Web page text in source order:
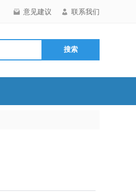
联系我们
意见建议